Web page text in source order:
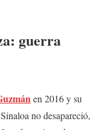
guerra
en 2016 y su
no desapareció,